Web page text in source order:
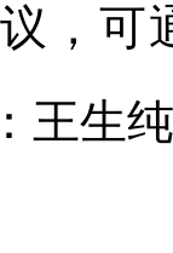
，可
王生纯